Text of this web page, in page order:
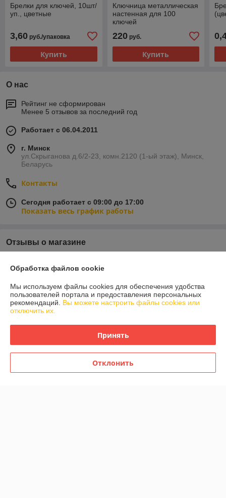
Брелки для ключей, 10шт/
уп., цветные
3,60 руб./упаковка
Купить
Ключница металлическая
настенная для 100
ключей
220руб.
Купить
О нас
Рейтинг не сформирован
Менее 5 отзывов за последний год
Работает с 06.04.2011
г. Минск
ул.Скрыганова д.6/2-23, комн.2120 (1-ый этаж), Минск,
Беларусь
Контакты
Сегодня работает с 09:00 до 17:00
Показать весь график работы
Отзывы о магазине
О нас
Контакты
Обработка файлов cookie
Мы используем файлы cookies для обеспечения удобства
пользователей портала и предоставления персональных
рекомендаций. Вы можете настроить файлы cookies или
отключить их.
Принять
Отклонить